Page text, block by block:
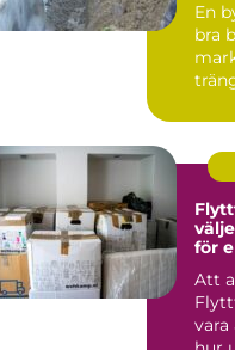
En
bra
för
Att
vara